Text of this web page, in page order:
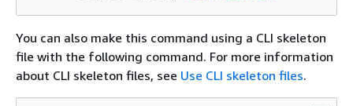
You can also make this command using a CLI skeleton
file with the following command. For more information
about CLI skeleton files, see Use CLI skeleton files.